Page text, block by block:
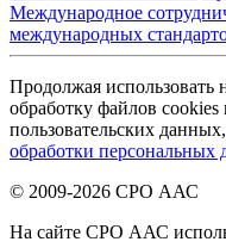
Международное
международных
Продолжая использовать
обработку файлов cookies
пользовательских
обработки персональных
© 2009-2026 СРО ААС
На сайте СРО ААС